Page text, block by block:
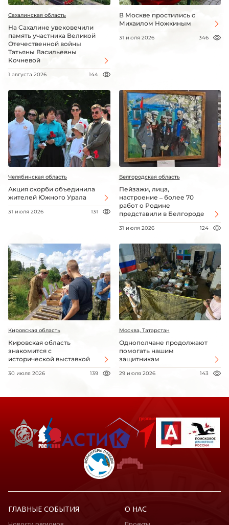
Сахалинская область
На Сахалине увековечили
память участника Великой
Отечественной войны
Татьяны Васильевны
Кочневой
1 августа 2026 144
В Москве простились с
Михаилом Ножкиным
31 июля 2026 346
Челябинская область
Акция скорби объединила
жителей Южного Урала
31 июля 2026 131
Белгородская область
Пейзажи, лица,
настроение – более 70
работ о Родине
представили в Белгороде
31 июля 2026 124
Кировская область
Кировская область
знакомится с
исторической выставкой
30 июля 2026 139
Москва, Татарстан
Однополчане продолжают
помогать нашим
защитникам
29 июля 2026 143
ГЛАВНЫЕ СОБЫТИЯ О НАС